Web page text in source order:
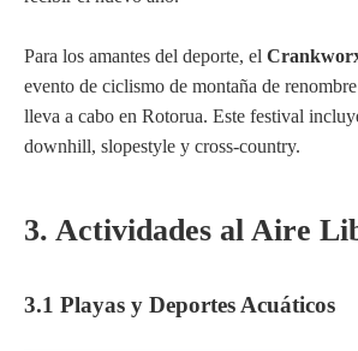
Para los amantes del deporte, el
evento de ciclismo de montaña de
lleva a cabo en Rotorua. Este festival
downhill, slopestyle y cross-country.
3. Actividades al Aire
3.1 Playas y Deportes Acuáticos